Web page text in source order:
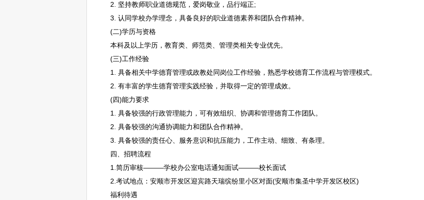
2. 坚持教师职业道德规范，爱岗敬业，品行端正;
3. 认同学校办学理念，具备良好的职业道德素养和团队合作精神。
(二)学历与资格
本科及以上学历，教育类、师范类、管理类相关专业优先。
(三)工作经验
1. 具备相关中学德育管理或政教处同岗位工作经验，熟悉学校德育工作流程与管理模式。
2. 有丰富的学生德育管理实践经验，并取得一定的管理成效。
(四)能力要求
1. 具备较强的行政管理能力，可有效组织、协调和管理德育工作团队。
2. 具备较强的沟通协调能力和团队合作精神。
3. 具备较强的责任心、服务意识和抗压能力，工作主动、细致、有条理。
四、 招聘流程
1.简历审核———学校办公室电话通知面试———校长面试
2.考试地点： 安顺市开发区迎宾路天瑞缤纷里小区对面(安顺市集圣中学开发区校区)
福利待遇